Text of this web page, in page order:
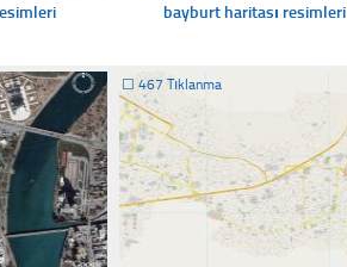
bayburt haritası resimleri
☐ 467 Tıklanma